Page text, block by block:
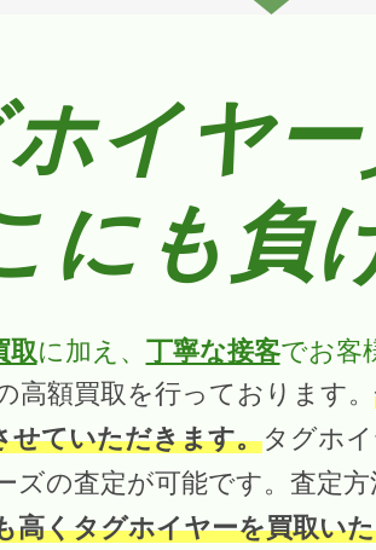
イヤ
にも負
取に加え、 丁寧な接客でお客
額買取を行っております。
せていただきます。タグホ
の査定が可能です。査定
高くタグホイヤーを買取い